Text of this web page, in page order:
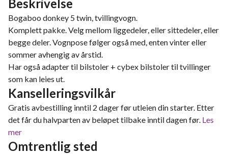
Beskrivelse
Bogaboo donkey 5 twin, tvillingvogn.
Komplett pakke. Velg mellom liggedeler, eller sittedeler, eller
begge deler. Vognpose følger også med, enten vinter eller
sommer avhengig av årstid.
Har også adapter til bilstoler + cybex bilstoler til tvillinger
som kan leies ut.
Kanselleringsvilkår
Gratis avbestilling inntil 2 dager før utleien din starter. Etter
det får du halvparten av beløpet tilbake inntil dagen før. Les
mer
Omtrentlig sted